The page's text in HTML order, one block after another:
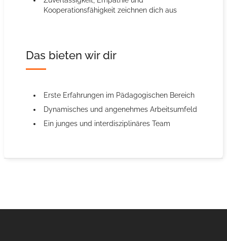
Kooperationsfähigkeit zeichnen dich aus
Das bieten wir dir
Erste Erfahrungen im Pädagogischen Bereich
Dynamisches und angenehmes Arbeitsumfeld
Ein junges und interdisziplinäres Team